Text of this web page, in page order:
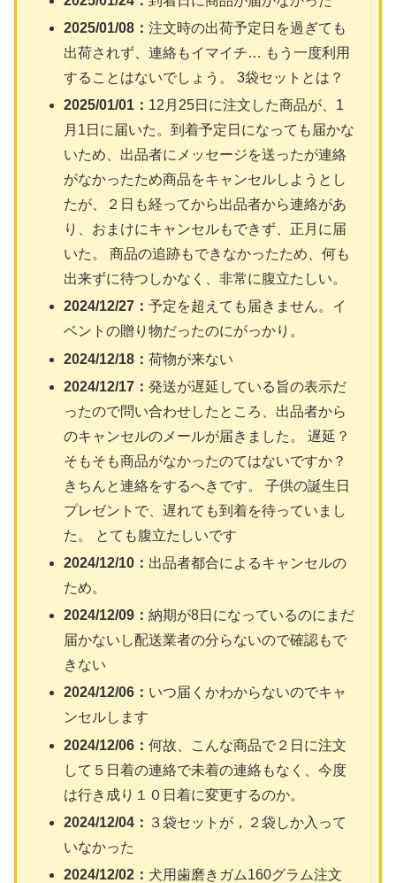
2025/01/08：注文時の出荷予定日を過ぎても
出荷されず、連絡もイマイチ… もう一度利用
することはないでしょう。 3袋セットとは？
2025/01/01： 12月25日に注文した商品が、1
月1日に届いた。到着予定日になっても届かな
いため、出品者にメッセージを送ったが連絡
がなかったため商品をキャンセルしようとし
たが、２日も経ってから出品者から連絡があ
り、おまけにキャンセルもできず、正月に届
いた。 商品の追跡もできなかったため、何も
出来ずに待つしかなく、非常に腹立たしい。
2024/12/27：予定を超えても届きません。イ
ベントの贈り物だったのにがっかり。
2024/12/18：荷物が来ない
2024/12/17：発送が遅延している旨の表示だ
ったので問い合わせしたところ、出品者から
のキャンセルのメールが届きました。 遅延？
そもそも商品がなかったのてはないですか？
きちんと連絡をするへきです。 子供の誕生日
プレゼントで、遅れても到着を待っていまし
た。 とても腹立たしいです
2024/12/10： 出品者都合によるキャンセルの
ため。
2024/12/09：納期が8日になっているのにまだ
届かないし配送業者の分らないので確認もで
きない
2024/12/06： いつ届くかわからないのでキャ
ンセルします
2024/12/06：何故、こんな商品で２日に注文
して５日着の連絡で未着の連絡もなく、今度
は行き成り１０日着に変更するのか。
2024/12/04： ３袋セットが，２袋しか入って
いなかった
2024/12/02： 犬用歯磨きガム160グラム注文